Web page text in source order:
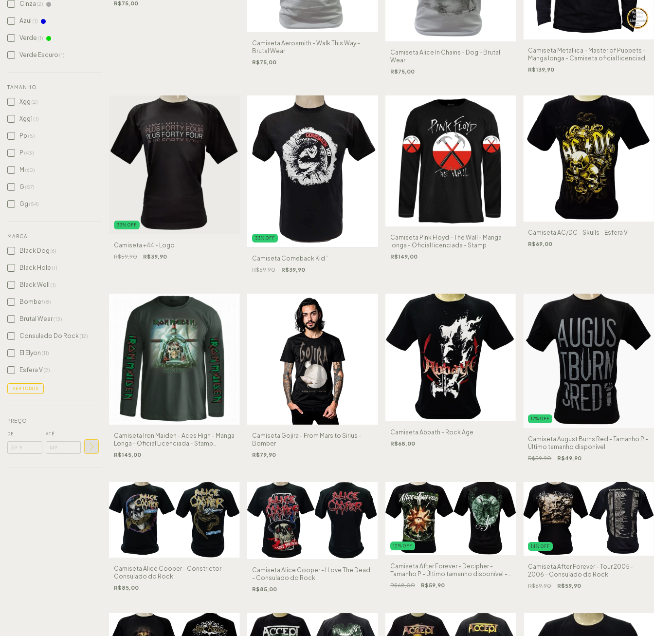
Cinza (2)
Azul (1)
Verde (1)
Verde Escuro (1)
TAMANHO
Xgg (2)
Xgg1 (1)
Pp (5)
P (43)
M (60)
G (57)
Gg (54)
MARCA
Black Dog (6)
Black Hole (1)
Black Well (1)
Bomber(8)
Brutal Wear(13)
Consulado Do Rock(12)
El Elyon (11)
Esfera V(2)
VER TODOS
PREÇO
DE ATÉ
R$75,00
Camiseta Aerosmith - Walk This Way -
Brutal Wear
R$75,00
Camiseta Alice In Chains - Dog - Brutal
Wear
R$75,00
Camiseta Metallica - Master of Puppets -
Manga longa - Camiseta oficial licenciada
- Stamp Rockwear
R$139,90
33% OFF
Camiseta +44 - Logo
R$59,90 R$39,90
33% OFF
Camiseta Comeback Kid ´
R$59,90 R$39,90
Camiseta Pink Floyd - The Wall - Manga
longa - Oficial licenciada - Stamp
R$149,00
Camiseta AC/DC - Skulls - Esfera V
R$69,00
Camiseta Iron Maiden - Aces High - Manga
Longa - Oficial Licenciada - Stamp
Rockwear
R$145,00
Camiseta Gojira - From Mars to Sirius -
Bomber
R$79,90
Camiseta Abbath - Rock Age
R$68,00
17%OFF
Camiseta August Burns Red - Tamanho P -
Último tamanho disponível
R$59,90 R$49,90
Camiseta Alice Cooper - Constrictor -
Consulado do Rock
R$85,00
Camiseta Alice Cooper - I Love The Dead
- Consulado do Rock
R$85,00
12 % OFF
Camiseta After Forever - Decipher -
Tamanho P - Último tamanho disponível -
Brutal Wear
R$68,00 R$59,90
14%OFF
Camiseta After Forever - Tour 2005-
2006 - Consulado do Rock
R$69,90 R$59,90